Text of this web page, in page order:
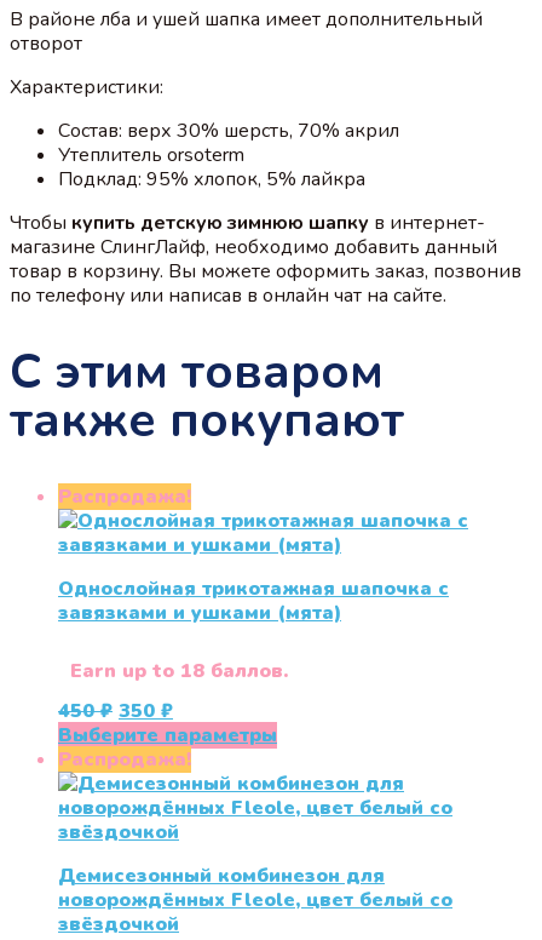
В районе лба и ушей шапка имеет дополнительный
отворот
Характеристики:
Состав: верх 30% шерсть, 70% акрил
Утеплитель orsoterm
Подклад: 95% хлопок, 5% лайкра
Чтобы купить детскую зимнюю шапку в интернет-
магазине СлингЛайф, необходимо добавить данный
товар в корзину. Вы можете оформить заказ, позвонив
по телефону или написав в онлайн чат на сайте.
С этим товаром
также покупают
Распродажа!
Однослойная трикотажная шапочка с
завязками и ушками (мята)
Earn up to 18 баллов.
450₽ Первоначальная
цена
составляла
450 ₽.
350 ₽Текущая
цена:
350 ₽.
Выберите параметры
имеет
несколько
можно
выбрать
Распродажа!
Демисезонный комбинезон для
новорождённых Fleole, цвет белый со
звёздочкой